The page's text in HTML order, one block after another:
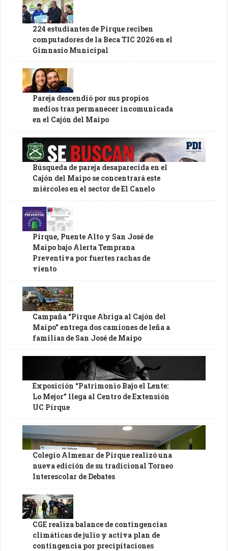
224 estudiantes de Pirque reciben
computadores de la Beca TIC 2026 en el
Gimnasio Municipal
Pareja descendió por sus propios
medios tras permanecer incomunicada
en el Cajón del Maipo
Búsqueda de pareja desaparecida en el
Cajón del Maipo se concentrará este
miércoles en el sector de El Canelo
Pirque, Puente Alto y San José de
Maipo bajo Alerta Temprana
Preventiva por fuertes rachas de
viento
Campaña “Pirque Abriga al Cajón del
Maipo” entrega dos camiones de leña a
familias de San José de Maipo
Exposición “Patrimonio Bajo el Lente:
Lo Mejor” llega al Centro de Extensión
UC Pirque
Colegio Almenar de Pirque realizó una
nueva edición de su tradicional Torneo
Interescolar de Debates
CGE realiza balance de contingencias
climáticas de julio y activa plan de
contingencia por precipitaciones